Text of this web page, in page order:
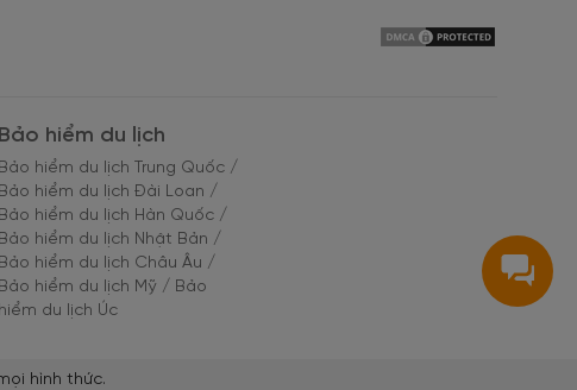
Bảo hiểm du lịch
Bảo hiểm du lịch Trung Quốc /
Bảo hiểm du lịch Đài Loan /
Bảo hiểm du lịch Hàn Quốc /
Bảo hiểm du lịch Nhật Bản /
Bảo hiểm du lịch Châu Âu /
Bảo hiểm du lịch Mỹ / Bảo
hiểm du lịch Úc
hình thức.